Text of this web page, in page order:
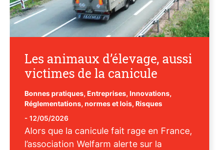
Les animaux d’élevage, aussi
victimes de la canicule
Bonnes pratiques, Entreprises, Innovations,
Réglementations, normes et lois, Risques
- 12/05/2026
Alors que la canicule fait rage en France,
l’association Welfarm alerte sur la